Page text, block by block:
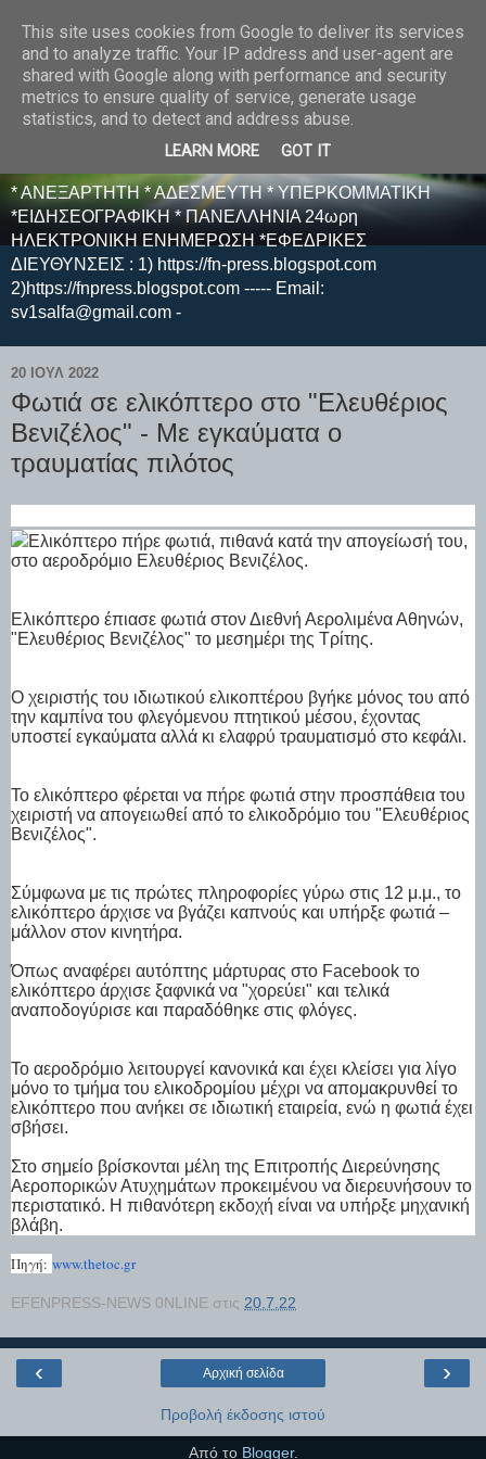
E F E N P R E S S -
ΗΛΕΚΤΡΟΝΙΚΗ
ΕΦΗΜΕΡΙΔΑ
* ΑΝΕΞΑΡΤΗΤΗ * ΑΔΕΣΜΕΥΤΗ * ΥΠΕΡΚΟΜΜΑΤΙΚΗ
*ΕΙΔΗΣΕΟΓΡΑΦΙΚΗ * ΠΑΝΕΛΛΗΝΙΑ 24ωρη
ΗΛΕΚΤΡΟΝΙΚΗ ΕΝΗΜΕΡΩΣΗ *ΕΦΕΔΡΙΚΕΣ
ΔΙΕΥΘΥΝΣΕΙΣ : 1) https://fn-press.blogspot.com
2)https://fnpress.blogspot.com ----- Email:
sv1salfa@gmail.com -
20 ΙΟΥΛ 2022
Φωτιά σε ελικόπτερο στο "Ελευθέριος
Βενιζέλος" - Με εγκαύματα ο
τραυματίας πιλότος
Ελικόπτερο πήρε φωτιά, πιθανά κατά την απογείωσή του,
στο αεροδρόμιο Ελευθέριος Βενιζέλος.
Ελικόπτερο έπιασε φωτιά στον Διεθνή Αερολιμένα Αθηνών,
"Ελευθέριος Βενιζέλος" το μεσημέρι της Τρίτης.
Ο χειριστής του ιδιωτικού ελικοπτέρου βγήκε μόνος του από
την καμπίνα του φλεγόμενου πτητικού μέσου, έχοντας
υποστεί εγκαύματα αλλά κι ελαφρύ τραυματισμό στο κεφάλι.
Το ελικόπτερο φέρεται να πήρε φωτιά στην προσπάθεια του
χειριστή να απογειωθεί από το ελικοδρόμιο του "Ελευθέριος
Βενιζέλος".
Σύμφωνα με τις πρώτες πληροφορίες γύρω στις 12 μ.μ., το
ελικόπτερο άρχισε να βγάζει καπνούς και υπήρξε φωτιά –
μάλλον στον κινητήρα.
Όπως αναφέρει αυτόπτης μάρτυρας στο Facebook το
ελικόπτερο άρχισε ξαφνικά να "χορεύει" και τελικά
αναποδογύρισε και παραδόθηκε στις φλόγες.
Το αεροδρόμιο λειτουργεί κανονικά και έχει κλείσει για λίγο
μόνο το τμήμα του ελικοδρομίου μέχρι να απομακρυνθεί το
ελικόπτερο που ανήκει σε ιδιωτική εταιρεία, ενώ η φωτιά έχει
σβήσει.
Στο σημείο βρίσκονται μέλη της Επιτροπής Διερεύνησης
Αεροπορικών Ατυχημάτων προκειμένου να διερευνήσουν το
περιστατικό. Η πιθανότερη εκδοχή είναι να υπήρξε μηχανική
βλάβη.
Πηγή: www.thetoc.gr
EFENPRESS-NEWS 0NLINE στις 20.7.22
‹ ›
Αρχική σελίδα
Προβολή έκδοσης ιστού
Από το Blogger.
This site uses cookies from Google to deliver its services
and to analyze traffic. Your IP address and user-agent are
shared with Google along with performance and security
metrics to ensure quality of service, generate usage
statistics, and to detect and address abuse.
LEARN MORE GOT IT